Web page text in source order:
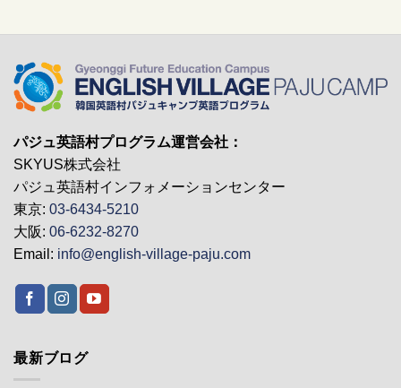
パジュ英語村プログラム運営会社：
SKYUS株式会社
パジュ英語村インフォメーションセンター
東京: 03-6434-5210
大阪: 06-6232-8270
Email: info@english-village-paju.com
最新ブログ